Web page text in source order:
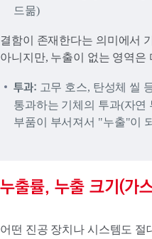
드묾)
결함이 존재한다는 의미에서
아니지만, 누출이 없는 영역은
투과: 고무 호스, 탄성체 씰
통과하는 기체의 투과(자연
부품이 부서져서 "누출"이
누출률, 누출 크기(가
어떤 진공 장치나 시스템도 절